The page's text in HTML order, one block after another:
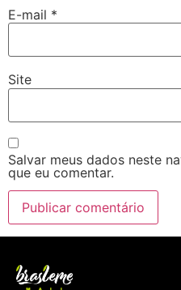
E-mail *
Site
Salvar meus dados neste
que eu comentar.